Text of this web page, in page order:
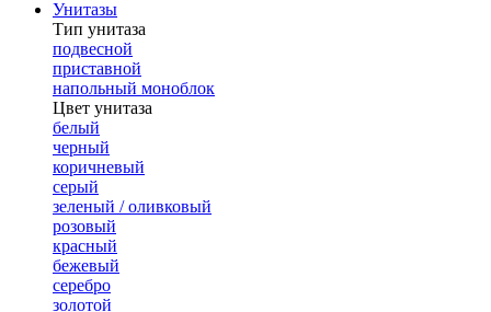
Унитазы
Тип унитаза
подвесной
приставной
напольный моноблок
Цвет унитаза
белый
черный
коричневый
серый
зеленый / оливковый
розовый
красный
бежевый
серебро
золотой